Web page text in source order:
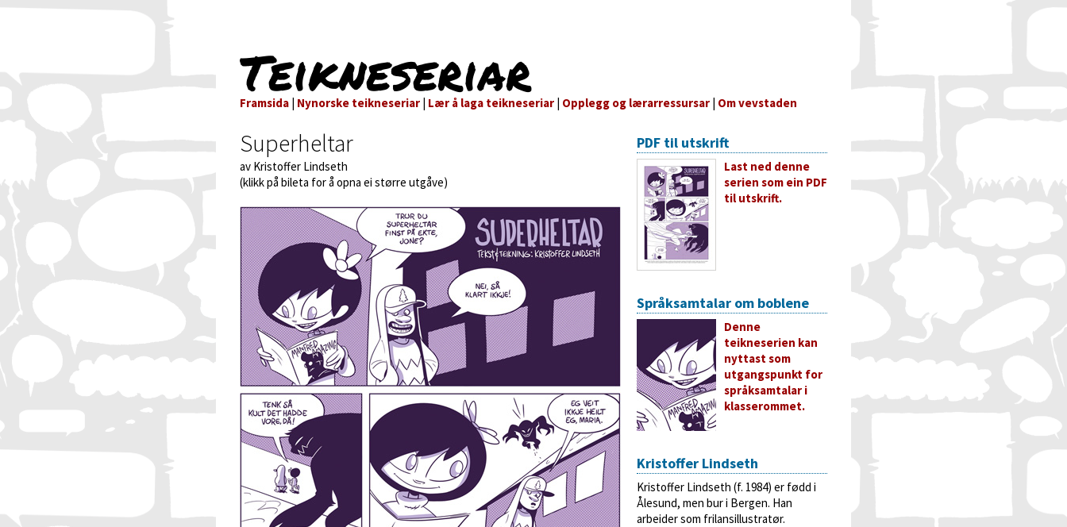
Teikneseriar
Framsida | Nynorske teikneseriar | Lær å laga teikneseriar | Opplegg og lærarressursar | Om vevstaden
Superheltar
av Kristoffer Lindseth
(klikk på bileta for å opna ei større utgåve)
PDF til utskrift
Last ned denne
serien som ein PDF
til utskrift.
Språksamtalar om boblene
Denne
teikneserien kan
nyttast som
utgangspunkt for
språksamtalar i
klasserommet.
Kristoffer Lindseth
Kristoffer Lindseth (f. 1984) er fødd i
Ålesund, men bur i Bergen. Han
arbeider som frilansillustratør.